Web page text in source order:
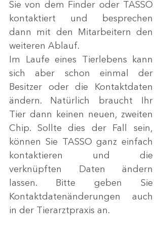
Sie von dem Finder oder TASSO
kontaktiert und besprechen
dann mit den Mitarbeitern den
weiteren Ablauf.
Im Laufe eines Tierlebens kann
sich aber schon einmal der
Besitzer oder die Kontaktdaten
ändern. Natürlich braucht Ihr
Tier dann keinen neuen, zweiten
Chip. Sollte dies der Fall sein,
können Sie TASSO ganz einfach
kontaktieren und die
verknüpften Daten ändern
lassen. Bitte geben Sie
Kontaktdatenänderungen auch
in der Tierarztpraxis an.